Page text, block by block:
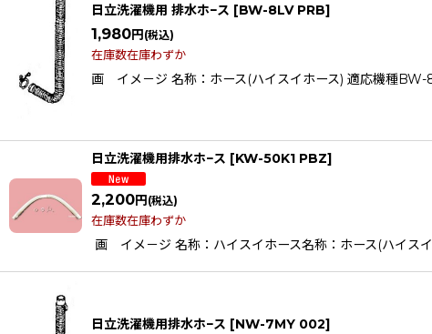
日立洗濯機用 排水ホ−ス [BW-8LV PRB]
1,980円 (税込)
在庫数在庫わずか
画 イメ－ジ 名称：ホース(ハイスイホース) 適応機種
日立洗濯機用排水ホ−ス [KW-50K1 PBZ]
2,200円(税込)
在庫数在庫わずか
画 イメ－ジ 名称：ハイスイホース名称：ホース(ハイ
日立洗濯機用排水ホ−ス [NW-7MY 002]